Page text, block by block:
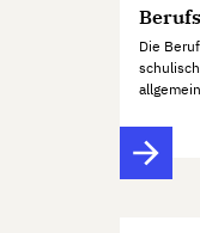
Die